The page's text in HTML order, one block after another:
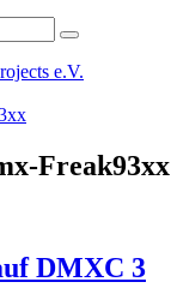
e.V.
Freak93xx
DMXC 3